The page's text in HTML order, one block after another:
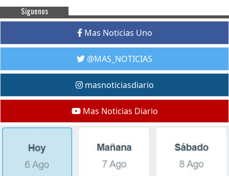
Siguenos
Mas Noticias Uno
@MAS_NOTICIAS
masnoticiasdiario
Mas Noticias Diario